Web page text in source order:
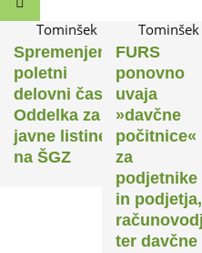
15.
Jul
2026
FURS
ponovno
uvaja
»davčne
počitnice«
za
09.
Jul
2026
Podpora za
delodajalce:
kako do
bolj
stabilnega
kolektiva
brez
dodatnih
stroškov